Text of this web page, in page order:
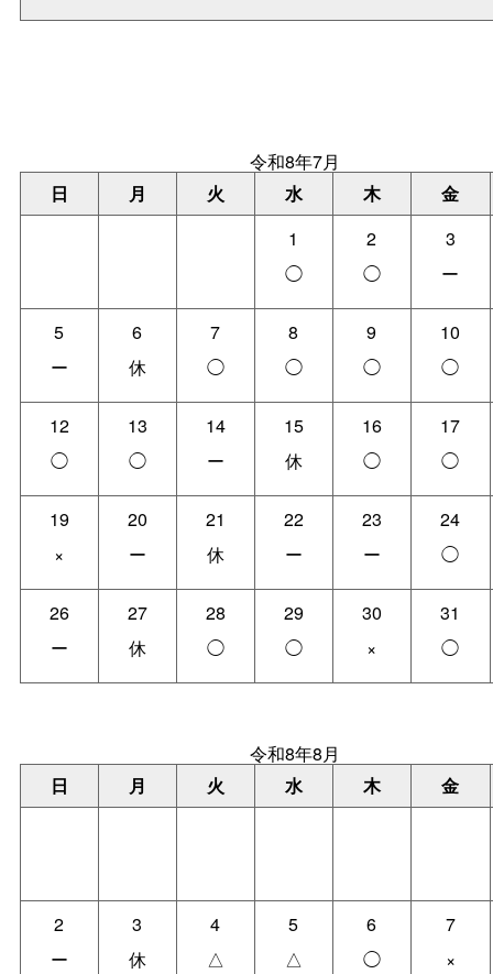
令和8年7月
日
月 火 水 木
金
1
◯
2
◯
3
ー
5
ー
6
休
7
◯
8
◯
9
◯
10
◯
12
◯
13
◯
14
ー
15
休
16
◯
17
◯
19
×
20
ー
21
休
22
ー
23
ー
24
◯
26
ー
27
休
28
◯
29
◯
30
×
31
◯
令和8年8月
日
月 火 水 木 金
2
ー
3
休
4
△
5
△
6
◯
7
×